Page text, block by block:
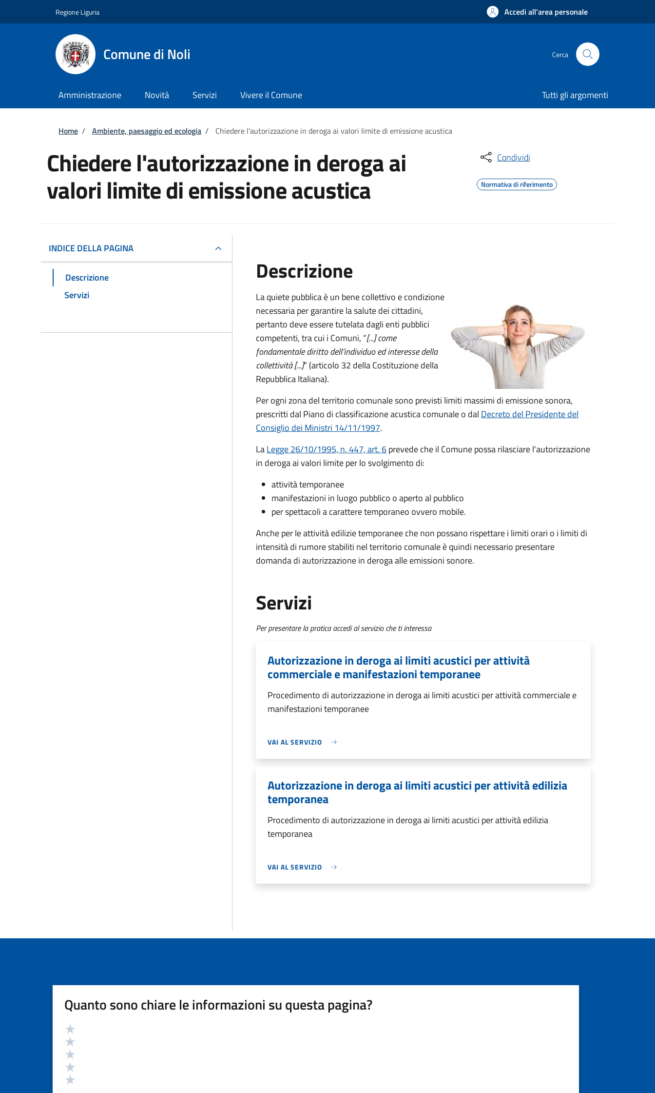
Regione Liguria Accedi all'area personale
Comune di Noli Cerca
Amministrazione Novità Servizi Vivere il Comune Tutti gli argomenti
Briciole di pane
Home / Ambiente, paesaggio ed ecologia / Chiedere l'autorizzazione in deroga ai valori limite di emissione acustica
Chiedere l'autorizzazione in deroga ai
valori limite di emissione acustica
Condividi
Normativa di riferimento
INDICE DELLA PAGINA
Descrizione
Servizi
Descrizione
La quiete pubblica è un bene collettivo e condizione
necessaria per garantire la salute dei cittadini,
pertanto deve essere tutelata dagli enti pubblici
competenti, tra cui i Comuni, “[...] come
fondamentale diritto dell’individuo ed interesse della
collettività [...]“ (articolo 32 della Costituzione della
Repubblica Italiana).
Per ogni zona del territorio comunale sono previsti limiti massimi di emissione sonora,
prescritti dal Piano di classificazione acustica comunale o dal Decreto del Presidente del
Consiglio dei Ministri 14/11/1997.
LaLegge 26/10/1995, n. 447, art. 6prevede che il Comune possa rilasciare l'autorizzazione
in deroga ai valori limite per lo svolgimento di:
attività temporanee
manifestazioni in luogo pubblico o aperto al pubblico
per spettacoli a carattere temporaneo ovvero mobile.
Anche per le attività edilizie temporanee che non possano rispettare i limiti orari o i limiti di
intensità di rumore stabiliti nel territorio comunale è quindi necessario presentare
domanda di autorizzazione in deroga alle emissioni sonore.
Servizi
Per presentare la pratica accedi al servizio che ti interessa
Autorizzazione in deroga ai limiti acustici per attività
commerciale e manifestazioni temporanee
Procedimento di autorizzazione in deroga ai limiti acustici per attività commerciale e
manifestazioni temporanee
VAI AL SERVIZIO
Autorizzazione in deroga ai limiti acustici per attività edilizia
temporanea
Procedimento di autorizzazione in deroga ai limiti acustici per attività edilizia
temporanea
VAI AL SERVIZIO
Quanto sono chiare le informazioni su questa pagina?
Valutazione